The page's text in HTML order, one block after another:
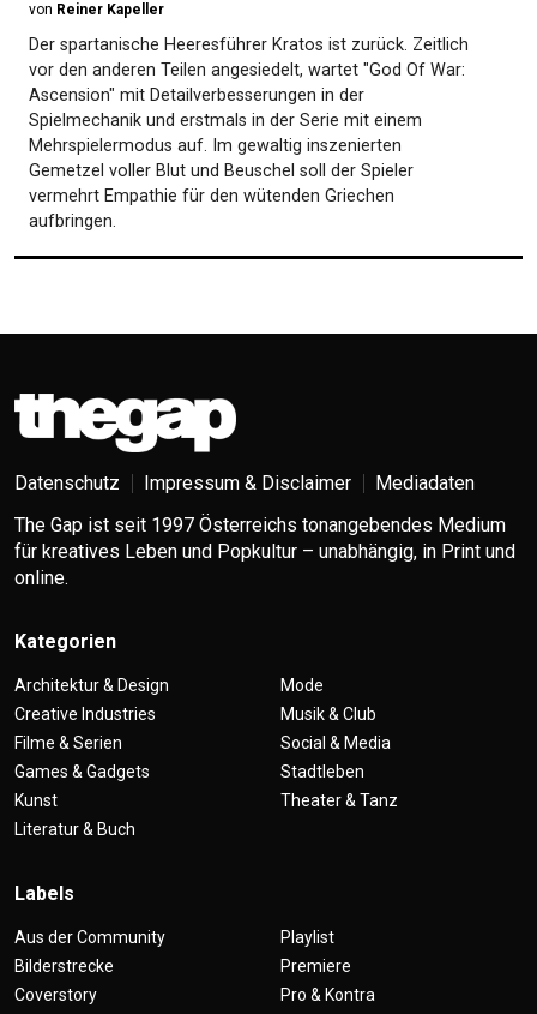
von Reiner Kapeller
Der spartanische Heeresführer Kratos ist zurück. Zeitlich
vor den anderen Teilen angesiedelt, wartet "God Of War:
Ascension" mit Detailverbesserungen in der
Spielmechanik und erstmals in der Serie mit einem
Mehrspielermodus auf. Im gewaltig inszenierten
Gemetzel voller Blut und Beuschel soll der Spieler
vermehrt Empathie für den wütenden Griechen
aufbringen.
Datenschutz Impressum & Disclaimer
Mediadaten
The Gap ist seit 1997 Österreichs tonangebendes Medium
für kreatives Leben und Popkultur – unabhängig, in Print und
online.
Kategorien
Architektur & Design
Creative Industries
Filme & Serien
Games & Gadgets
Kunst
Literatur & Buch
Mode
Musik & Club
Social & Media
Stadtleben
Theater & Tanz
Labels
Aus der Community
Bilderstrecke
Coverstory
Playlist
Premiere
Pro & Kontra